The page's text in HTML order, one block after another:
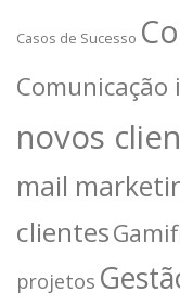
Casos de Sucesso
Comunicação
novos
mail
clientes
projetos